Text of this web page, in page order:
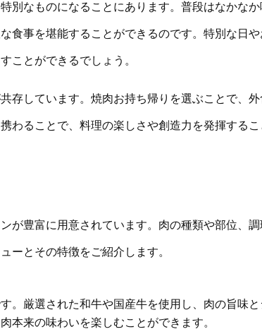
別なものになることにあります。普段はなかな
食事を堪能することができるのです。特別な日
ことができるでしょう。
存しています。焼肉お持ち帰りを選ぶことで、
わることで、料理の楽しさや創造力を発揮する
が豊富に用意されています。肉の種類や部位、
ーとその特徴をご紹介します。
。厳選された和牛や国産牛を使用し、肉の旨味
本来の味わいを楽しむことができます。